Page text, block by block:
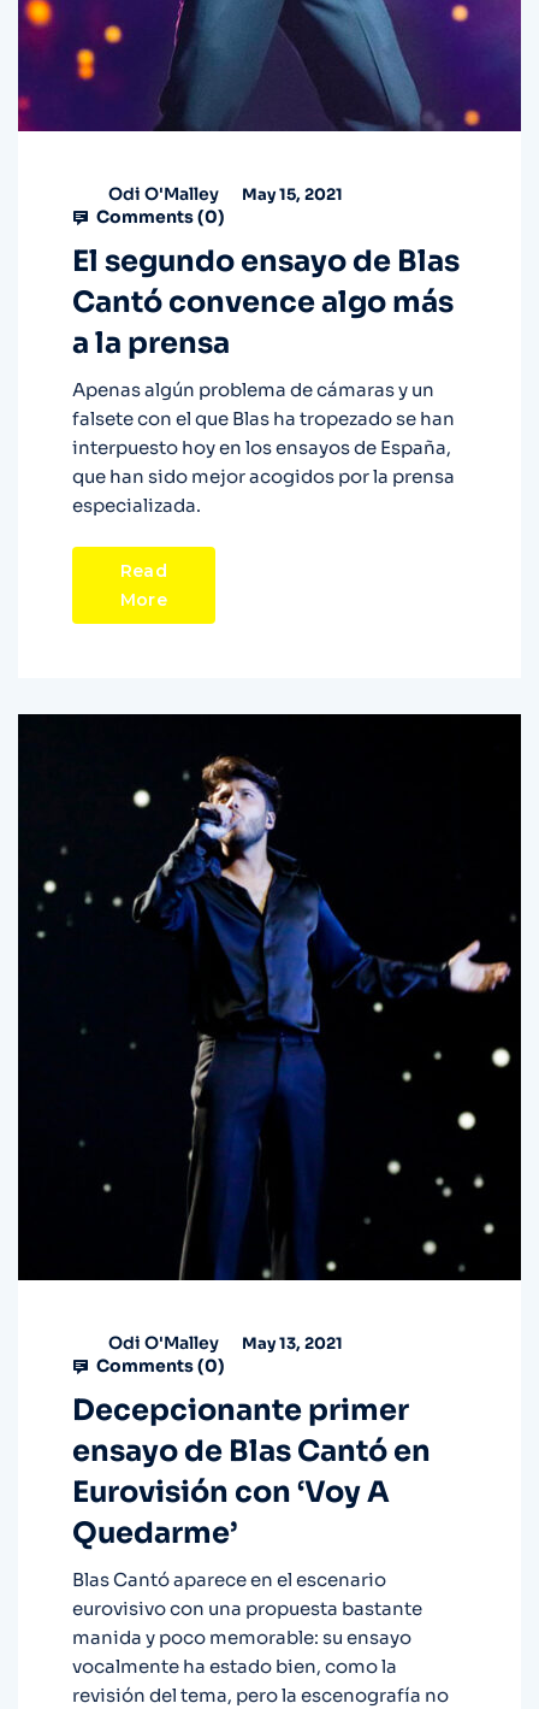
Odi O'Malley May 15, 2021
Comments (0)
El segundo ensayo de Blas
Cantó convence algo más
a la prensa
Apenas algún problema de cámaras y un
falsete con el que Blas ha tropezado se han
interpuesto hoy en los ensayos de España,
que han sido mejor acogidos por la prensa
especializada.
Read
More
Odi O'Malley May 13, 2021
Comments (0)
Decepcionante primer
ensayo de Blas Cantó en
Eurovisión con ‘Voy A
Quedarme’
Blas Cantó aparece en el escenario
eurovisivo con una propuesta bastante
manida y poco memorable: su ensayo
vocalmente ha estado bien, como la
revisión del tema, pero la escenografía no